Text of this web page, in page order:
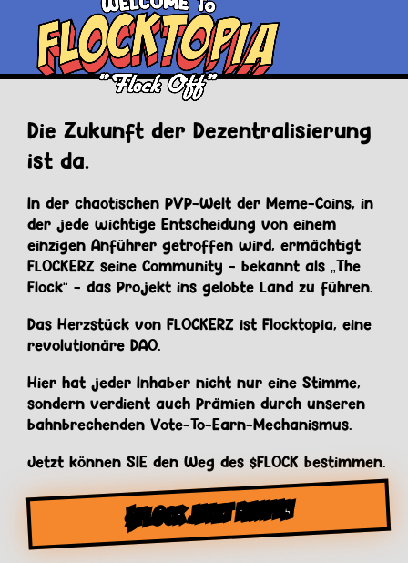
Die Zukunft der Dezentralisierung
ist da.
In der chaotischen PVP-Welt der Meme-Coins, in
der jede wichtige Entscheidung von einem
einzigen Anführer getroffen wird, ermächtigt
FLOCKERZ seine Community - bekannt als „The
Flock“ - das Projekt ins gelobte Land zu führen.
Das Herzstück von FLOCKERZ ist Flocktopia, eine
revolutionäre DAO.
Hier hat jeder Inhaber nicht nur eine Stimme,
sondern verdient auch Prämien durch unseren
bahnbrechenden Vote-To-Earn-Mechanismus.
Jetzt können SIE den Weg des $FLOCK bestimmen.
$FLOCK JETZT KAUFEN